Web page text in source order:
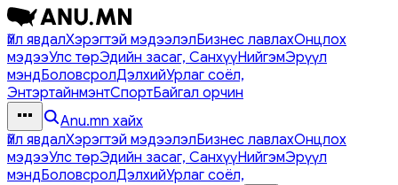
Үйл явдалХэрэгтэй мэдээлэлБизнес лавлахОнцлох
мэдээУлс төрЭдийн засаг, СанхүүНийгэмЭрүүл
мэндБоловсролДэлхийУрлаг соёл,
ЭнтэртайнмэнтСпортБайгал орчин
Anu.mn хайх
Үйл явдалХэрэгтэй мэдээлэлБизнес лавлахОнцлох
мэдээУлс төрЭдийн засаг, СанхүүНийгэмЭрүүл
мэндБоловсролДэлхийУрлаг соёл,